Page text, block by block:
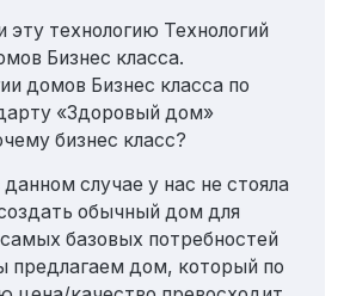
эту технологию Технологий
Бизнес класса.
домов Бизнес класса по
«Здоровый дом»
бизнес класс?
случае у нас не стояла
обычный дом для
базовых потребностей
предлагаем дом, который по